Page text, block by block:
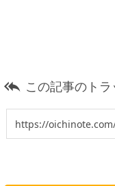
 この記事のト